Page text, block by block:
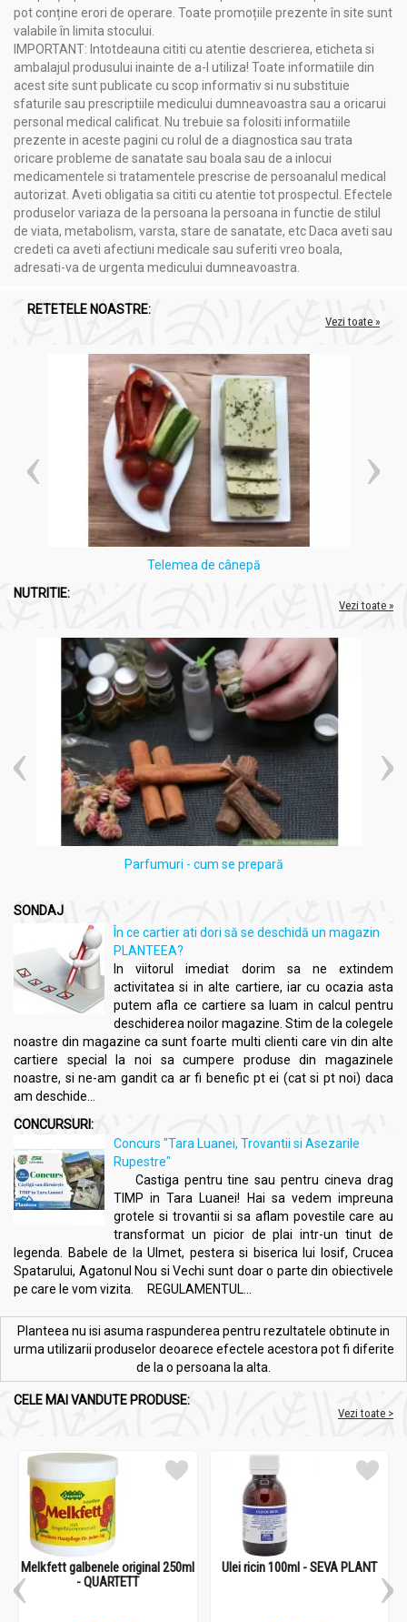
În tratamentul de o săptămânăse iau:
ADULȚI:câte 2 capsule dimineața și 2 capsule seara, zilnic.
După cele 7 zile de tratament, se face o pauză obligatorie de
48 de ore, după care cura se reia pentru încă 7 zile, pentru a
elimina și ultimele ouă sau paraziți ulterior eclozați.
COPII:
1-3 ani: cate jumatate de cps, de 2 ori pe zi (jumatate
dimineata, jumatate seara)
3-5 ani: cate jumatate de cps, de 2 ori pe zi (jumatate
dimineata, jumatate seara)
5-12 ani: 1 cps, de 2 ori pe zi (1 cps dimineata, 1 cps
seara)
Peste 12 ani: 1-2 cps- de 2 ori pe zi
după care cura se reia pentru încă 7 zile.
Cum administrăm capsulele copiilor?
între 1-5 ani, astfel: conținutul capsulei se amestecă
într-o linguriță de miere, sau dulceață, deoarece copiii
mici se pot îneca cu capsulele.
peste 5 ani: se administrează normal, deoarece nu sunt
probleme cu înghițitul capsulei
Cura cu Vermodren poate fi ținută și în paralel cu
administrarea medicației alopate, mai ales în cazul speciilor
tropicale foarte rezistente la tratamente sau a celor care
prezintă risc major pentru viața pacientului.
pot conține erori de operare. Toate promoțiile prezente în site sunt
valabile în limita stocului.
IMPORTANT: Intotdeauna cititi cu atentie descrierea, eticheta si
ambalajul produsului inainte de a-l utiliza! Toate informatiile din
acest site sunt publicate cu scop informativ si nu substituie
sfaturile sau prescriptiile medicului dumneavoastra sau a oricarui
personal medical calificat. Nu trebuie sa folositi informatiile
prezente in aceste pagini cu rolul de a diagnostica sau trata
oricare probleme de sanatate sau boala sau de a inlocui
medicamentele si tratamentele prescrise de persoanalul medical
autorizat. Aveti obligatia sa cititi cu atentie tot prospectul. Efectele
produselor variaza de la persoana la persoana in functie de stilul
de viata, metabolism, varsta, stare de sanatate, etc Daca aveti sau
credeti ca aveti afectiuni medicale sau suferiti vreo boala,
adresati-va de urgenta medicului dumneavoastra.
RETETELE NOASTRE:
Vezi toate »
Telemea de cânepă
NUTRITIE:
Vezi toate »
Parfumuri - cum se prepară
SONDAJ
În ce cartier ati dori să se deschidă un magazin
PLANTEEA?
In viitorul imediat dorim sa ne extindem
activitatea si in alte cartiere, iar cu ocazia asta
putem afla ce cartiere sa luam in calcul pentru
deschiderea noilor magazine. Stim de la colegele
noastre din magazine ca sunt foarte multi clienti care vin din alte
cartiere special la noi sa cumpere produse din magazinele
noastre, si ne-am gandit ca ar fi benefic pt ei (cat si pt noi) daca
am deschide...
CONCURSURI:
Concurs "Tara Luanei, Trovantii si Asezarile
Rupestre"
Castiga pentru tine sau pentru cineva drag
TIMP in Tara Luanei! Hai sa vedem impreuna
grotele si trovantii si sa aflam povestile care au
transformat un picior de plai intr-un tinut de
legenda. Babele de la Ulmet, pestera si biserica lui Iosif, Crucea
Spatarului, Agatonul Nou si Vechi sunt doar o parte din obiectivele
pe care le vom vizita. REGULAMENTUL...
Planteea nu isi asuma raspunderea pentru rezultatele obtinute in
urma utilizarii produselor deoarece efectele acestora pot fi diferite
de la o persoana la alta.
CELE MAI VANDUTE PRODUSE:
Vezi toate >
Melkfett galbenele original 250ml
- QUARTETT
Ulei ricin 100ml - SEVA PLANT